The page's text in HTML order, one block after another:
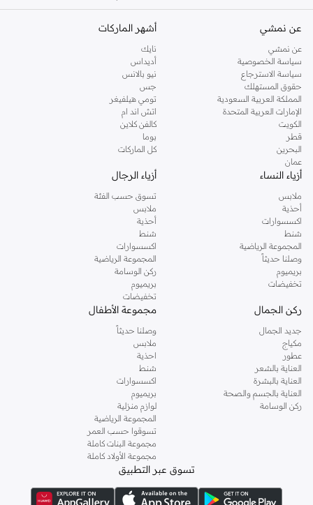
عن نمشي
عن نمشي
سياسة الخصوصية
سياسة الاسترجاع
حقوق المستهلك
المملكة العربية السعودية
الإمارات العربية المتحدة
الكويت
قطر
البحرين
عمان
أشهر الماركات
نايك
أديداس
نيو بالانس
جس
تومي هيلفيغر
اتش اند ام
كالفن كلاين
بوما
كل الماركات
أزياء النساء
ملابس
أحذية
اكسسوارات
شنط
المجموعة الرياضية
وصلنا حديثاً
بريميوم
تخفيضات
أزياء الرجال
تسوق حسب الفئة
ملابس
أحذية
شنط
اكسسوارات
المجموعة الرياضية
ركن الوسامة
بريميوم
تخفيضات
ركن الجمال
جديد الجمال
مكياج
عطور
العناية بالشعر
العناية بالبشرة
العناية بالجسم والصحة
ركن الوسامة
مجموعة الأطفال
وصلنا حديثاً
ملابس
احذية
شنط
اكسسوارات
بريميوم
لوازم منزلية
المجموعة الرياضية
تسوقوا حسب العمر
مجموعة البنات كاملة
مجموعة الأولاد كاملة
تسوق عبر التطبيق